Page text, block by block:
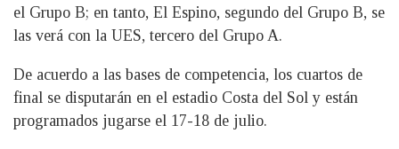
el Grupo B; en tanto, El Espino, segundo del Grupo B, se
las verá con la UES, tercero del Grupo A.
De acuerdo a las bases de competencia, los cuartos de
final se disputarán en el estadio Costa del Sol y están
programados jugarse el 17-18 de julio.